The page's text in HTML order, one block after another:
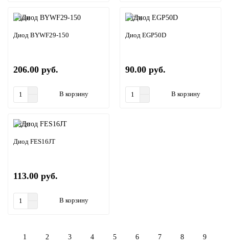
3690
Диод BYWF29-150
206.00 руб.
В корзину
3776
Диод EGP50D
90.00 руб.
В корзину
3727
Диод FES16JT
113.00 руб.
В корзину
1 2 3 4 5 6 7 8 9